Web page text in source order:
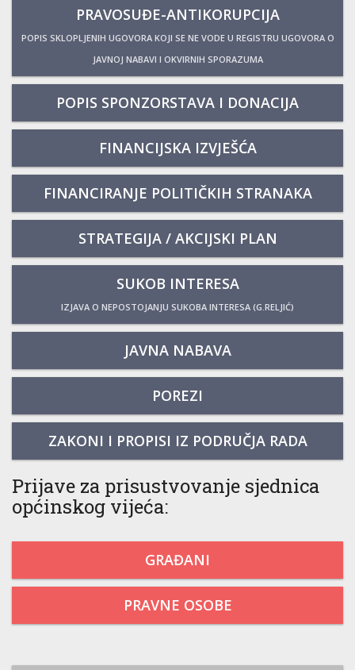
PRAVOSUĐE-ANTIKORUPCIJA
POPIS SKLOPLJENIH UGOVORA KOJI SE NE VODE U REGISTRU UGOVORA O
JAVNOJ NABAVI I OKVIRNIH SPORAZUMA
POPIS SPONZORSTAVA I DONACIJA
FINANCIJSKA IZVJEŠĆA
FINANCIRANJE POLITIČKIH STRANAKA
STRATEGIJA / AKCIJSKI PLAN
SUKOB INTERESA
IZJAVA O NEPOSTOJANJU SUKOBA INTERESA (G.RELJIĆ)
JAVNA NABAVA
POREZI
ZAKONI I PROPISI IZ PODRUČJA RADA
Prijave za prisustvovanje sjednica
općinskog vijeća:
GRAĐANI
PRAVNE OSOBE